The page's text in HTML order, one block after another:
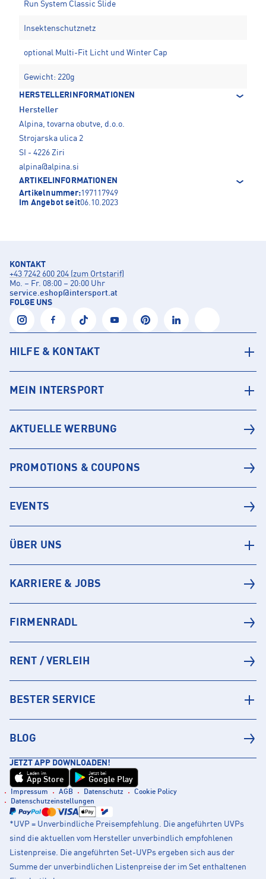
Run System Classic Slide
Insektenschutznetz
optional Multi-Fit Licht und Winter Cap
Gewicht: 220g
HERSTELLERINFORMATIONEN
Hersteller
Alpina, tovarna obutve, d.o.o.
Strojarska ulica 2
SI - 4226 Ziri
alpina@alpina.si
ARTIKELINFORMATIONEN
Artikelnummer:197117949
Im Angebot seit06.10.2023
KONTAKT
+43 7242 600 204 (zum Ortstarif)
Mo. – Fr. 08:00 – 20:00 Uhr
service.eshop@intersport.at
FOLGE UNS
HILFE & KONTAKT
MEIN INTERSPORT
AKTUELLE WERBUNG
PROMOTIONS & COUPONS
EVENTS
ÜBER UNS
KARRIERE & JOBS
FIRMENRADL
RENT / VERLEIH
BESTER SERVICE
BLOG
JETZT APP DOWNLOADEN!
Laden im
App Store
Jetzt bei
Google Play
Impressum AGB Datenschutz
Cookie Policy
Datenschutzeinstellungen
*UVP = Unverbindliche Preisempfehlung. Die angeführten UVPs
sind die aktuellen vom Hersteller unverbindlich empfohlenen
Listenpreise. Die angeführten Set-UVPs ergeben sich aus der
Summe der unverbindlichen Listenpreise der im Set enthaltenen